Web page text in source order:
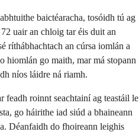
baictéaracha, tosóidh tú ag
uair an chloig tar éis duit an
ríthábhachtach an cúrsa iomlán a
hiomlán go maith, mar má stopann
níos láidre ná riamh.
feadh roinnt seachtainí ag teastáil le
go háirithe iad siúd a bhaineann
Déanfaidh do fhoireann leighis